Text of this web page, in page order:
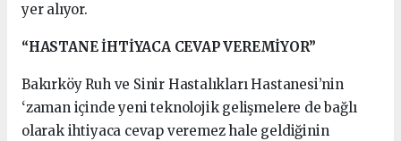
yer alıyor.
“HASTANE İHTİYACA CEVAP VEREMİYOR”
Bakırköy Ruh ve Sinir Hastalıkları Hastanesi’nin
‘zaman içinde yeni teknolojik gelişmelere de bağlı
olarak ihtiyaca cevap veremez hale geldiğinin